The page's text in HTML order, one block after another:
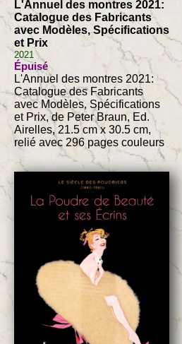
L'Annuel des montres 2021:
Catalogue des Fabricants
avec Modèles, Spécifications
et Prix
2021
Épuisé
L'Annuel des montres 2021:
Catalogue des Fabricants
avec Modèles, Spécifications
et Prix, de Peter Braun, Ed.
Airelles, 21.5 cm x 30.5 cm,
relié avec 296 pages couleurs